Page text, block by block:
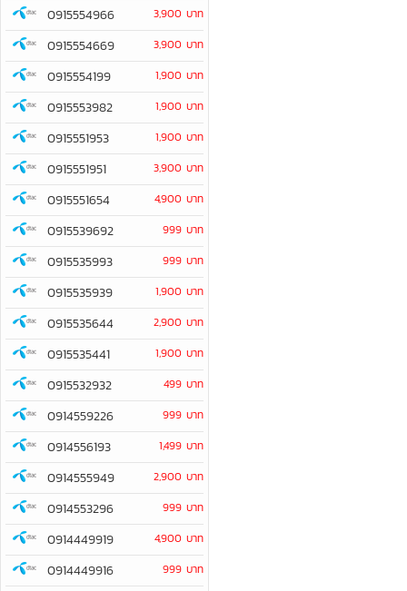
0915554966 3,900 บาท
0915554669 3,900 บาท
0915554199 1,900 บาท
0915553982 1,900 บาท
0915551953 1,900 บาท
0915551951 3,900 บาท
0915551654 4,900 บาท
0915539692 999 บาท
0915535993 999 บาท
0915535939 1,900 บาท
0915535644 2,900 บาท
0915535441 1,900 บาท
0915532932 499 บาท
0914559226 999 บาท
0914556193 1,499 บาท
0914555949 2,900 บาท
0914553296 999 บาท
0914449919 4,900 บาท
0914449916 999 บาท